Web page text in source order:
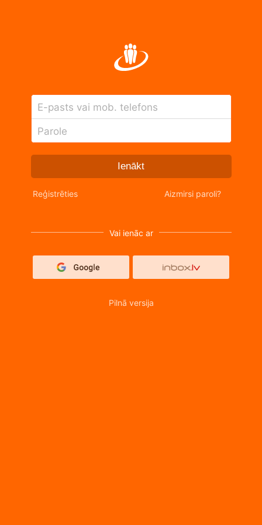
E-pasts vai mob. telefons
Parole
Ienākt
Reģistrēties Aizmirsi paroli?
Vai ienāc ar
Pilnā versija